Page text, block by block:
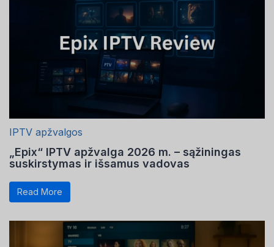
IPTV apžvalgos
„Epix“ IPTV apžvalga 2026 m. – sąžiningas
suskirstymas ir išsamus vadovas
Read More